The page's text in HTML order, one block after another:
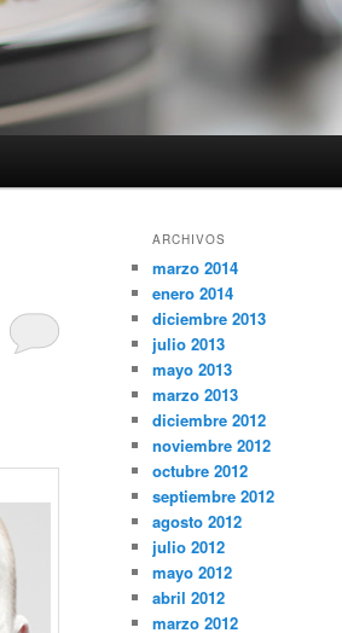
ARCHIVOS
marzo 2014
enero 2014
diciembre 2013
julio 2013
mayo 2013
marzo 2013
diciembre 2012
noviembre 2012
octubre 2012
septiembre 2012
agosto 2012
julio 2012
mayo 2012
abril 2012
marzo 2012